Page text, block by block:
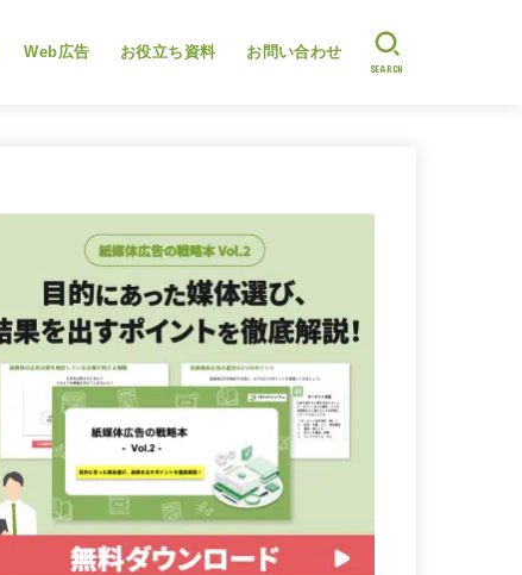
Web広告 お役立ち資料 お問い合わせ
SEARCH